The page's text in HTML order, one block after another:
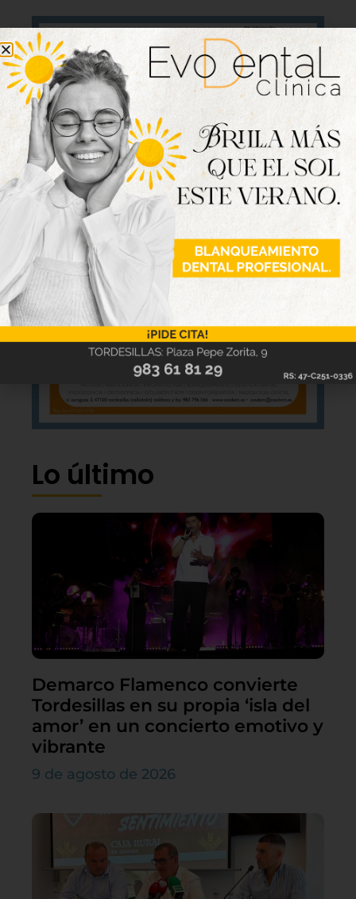
Lo último
Demarco Flamenco convierte
Tordesillas en su propia ‘isla del
amor’ en un concierto emotivo y
vibrante
9 de agosto de 2026